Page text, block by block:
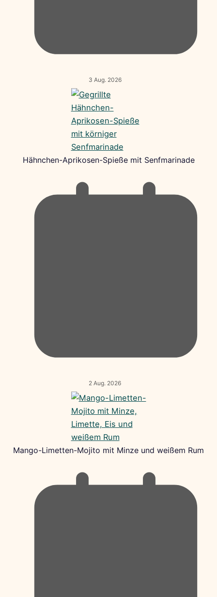
3 Aug. 2026
Hähnchen-Aprikosen-Spieße mit Senfmarinade
2 Aug. 2026
Mango-Limetten-Mojito mit Minze und weißem Rum